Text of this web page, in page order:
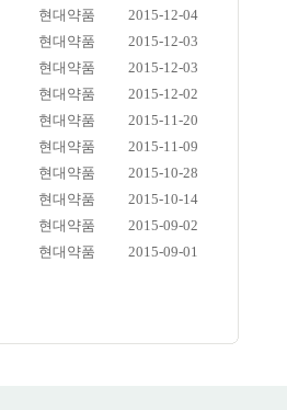
현대약품
2015-12-04
현대약품
2015-12-03
현대약품
2015-12-03
현대약품
2015-12-02
현대약품
2015-11-20
현대약품
2015-11-09
현대약품
2015-10-28
현대약품
2015-10-14
현대약품
2015-09-02
현대약품 2015-09-01